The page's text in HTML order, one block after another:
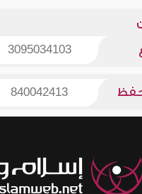
3095034103
840042413